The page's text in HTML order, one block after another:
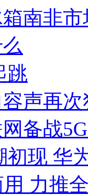
南非
跳
声再
备战
初现 华
力推